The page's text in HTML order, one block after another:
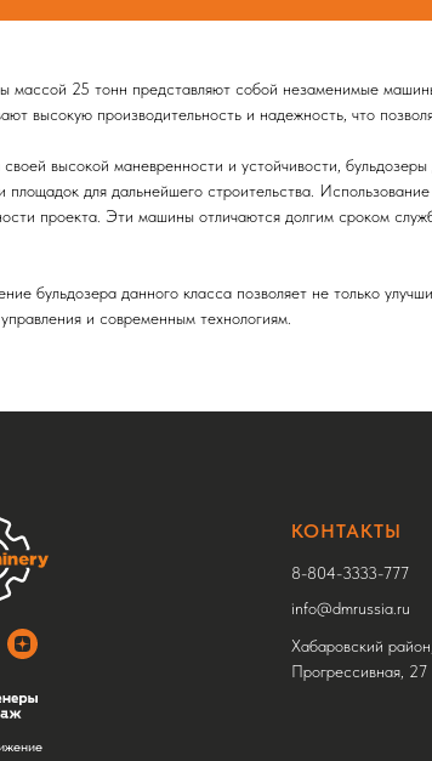
массой 25 тонн представляют собой незаменимые
высокую производительность и надежность, что
своей высокой маневренности и устойчивости,
площадок для дальнейшего строительства.
проекта. Эти машины отличаются долгим сроком
бульдозера данного класса позволяет не только
и современным технологиям.
8-804-3333-777
info@dmrussia.ru
Хабаровский
Прогрессивная, 27
КОНТАКТЫ